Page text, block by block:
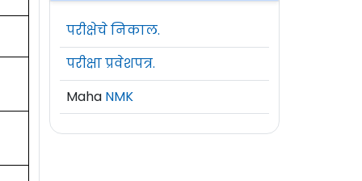
परीक्षेचे निकाल.
परीक्षा प्रवेशपत्र.
Maha NMK